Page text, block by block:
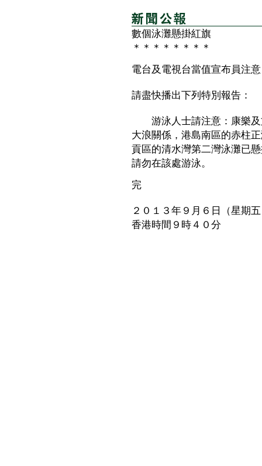
數個泳灘懸掛紅旗
＊＊＊＊＊＊＊＊
電台及電視台當值宣布員注
請盡快播出下列特別報告：
游泳人士請注意：康樂及
大浪關係，港島南區的赤柱
貢區的清水灣第二灣泳灘已
請勿在該處游泳。
完
２０１３年９月６日（星期
香港時間９時４０分